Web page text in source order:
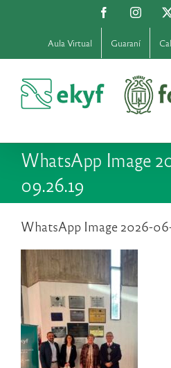
Facebook
Aula Virtual Guaraní
WhatsApp Image
09.26.19
WhatsApp Image 2026-